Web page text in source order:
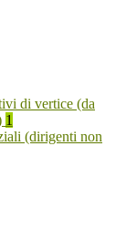
di vertice (da
1
(dirigenti non